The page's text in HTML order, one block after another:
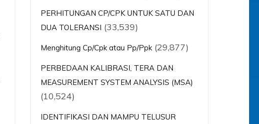
PERHITUNGAN CP/CPK UNTUK SATU DAN
DUA TOLERANSI (33,539)
Menghitung Cp/Cpk atau Pp/Ppk (29,877)
PERBEDAAN KALIBRASI, TERA DAN
MEASUREMENT SYSTEM ANALYSIS (MSA)
(10,524)
IDENTIFIKASI DAN MAMPU TELUSUR